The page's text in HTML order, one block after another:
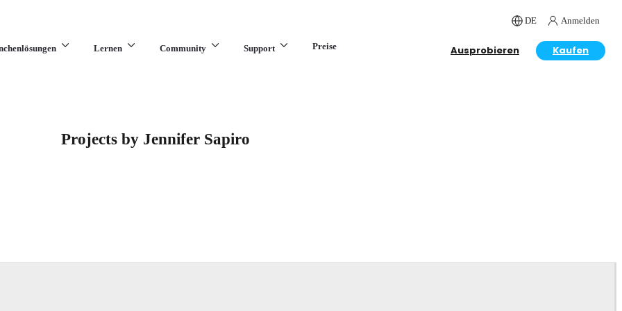
DE Anmelden
Lernen Community Support Preise Ausprobieren Kaufen
Projects by Jennifer Sapiro